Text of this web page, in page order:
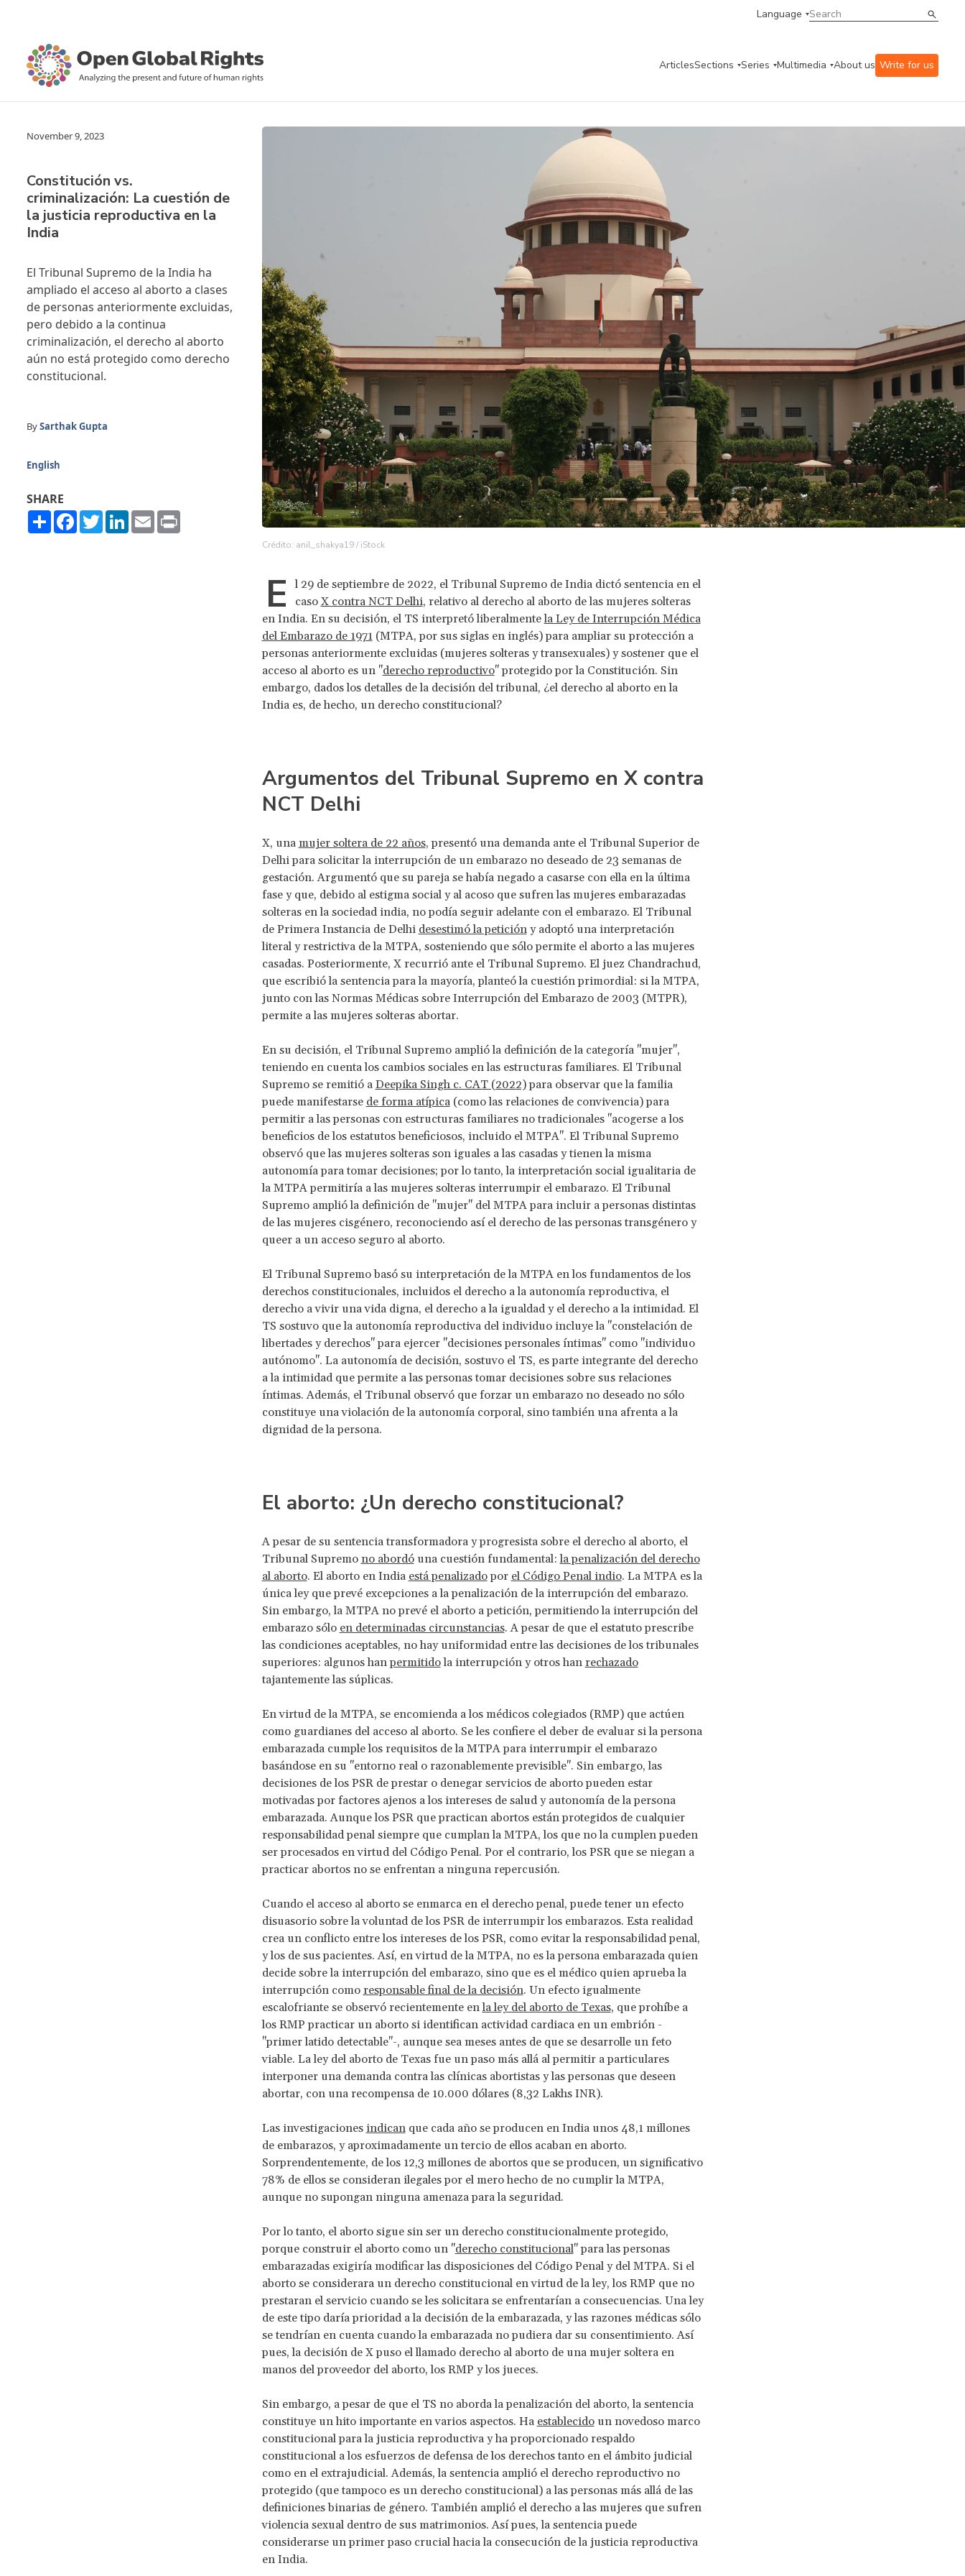
Language
ArticlesSections Series Multimedia About us Write for us
November 9, 2023
Constitución vs.
criminalización: La cuestión de
la justicia reproductiva en la
India
Crédito: anil_shakya19 / iStock
El Tribunal Supremo de la India ha
ampliado el acceso al aborto a clases
de personas anteriormente excluidas,
pero debido a la continua
criminalización, el derecho al aborto
aún no está protegido como derecho
constitucional.
BySarthak Gupta
English
SHARE
ShareFacebook
TwitterLinkedIn
Email
E
l 29 de septiembre de 2022, el Tribunal Supremo de India dictó sentencia en el
caso X contra NCT Delhi, relativo al derecho al aborto de las mujeres solteras
en India. En su decisión, el TS interpretó liberalmentela Ley de Interrupción Médica
del Embarazo de 1971(MTPA, por sus siglas en inglés) para ampliar su protección a
personas anteriormente excluidas (mujeres solteras y transexuales) y sostener que el
acceso al aborto es un "derecho reproductivo" protegido por la Constitución. Sin
embargo, dados los detalles de la decisión del tribunal, ¿el derecho al aborto en la
India es, de hecho, un derecho constitucional?
Argumentos del Tribunal Supremo en X contra
NCT Delhi
X, una mujer soltera de 22 años, presentó una demanda ante el Tribunal Superior de
Delhi para solicitar la interrupción de un embarazo no deseado de 23 semanas de
gestación. Argumentó que su pareja se había negado a casarse con ella en la última
fase y que, debido al estigma social y al acoso que sufren las mujeres embarazadas
solteras en la sociedad india, no podía seguir adelante con el embarazo. El Tribunal
de Primera Instancia de Delhi desestimó la peticióny adoptó una interpretación
literal y restrictiva de la MTPA, sosteniendo que sólo permite el aborto a las mujeres
casadas. Posteriormente, X recurrió ante el Tribunal Supremo. El juez Chandrachud,
que escribió la sentencia para la mayoría, planteó la cuestión primordial: si la MTPA,
junto con las Normas Médicas sobre Interrupción del Embarazo de 2003 (MTPR),
permite a las mujeres solteras abortar.
En su decisión, el Tribunal Supremo amplió la definición de la categoría "mujer",
teniendo en cuenta los cambios sociales en las estructuras familiares. El Tribunal
Supremo se remitió a Deepika Singh c. CAT (2022)para observar que la familia
puede manifestarse de forma atípica(como las relaciones de convivencia) para
permitir a las personas con estructuras familiares no tradicionales "acogerse a los
beneficios de los estatutos beneficiosos, incluido el MTPA". El Tribunal Supremo
observó que las mujeres solteras son iguales a las casadas y tienen la misma
autonomía para tomar decisiones; por lo tanto, la interpretación social igualitaria de
la MTPA permitiría a las mujeres solteras interrumpir el embarazo. El Tribunal
Supremo amplió la definición de "mujer" del MTPA para incluir a personas distintas
de las mujeres cisgénero, reconociendo así el derecho de las personas transgénero y
queer a un acceso seguro al aborto.
El Tribunal Supremo basó su interpretación de la MTPA en los fundamentos de los
derechos constitucionales, incluidos el derecho a la autonomía reproductiva, el
derecho a vivir una vida digna, el derecho a la igualdad y el derecho a la intimidad. El
TS sostuvo que la autonomía reproductiva del individuo incluye la "constelación de
libertades y derechos" para ejercer "decisiones personales íntimas" como "individuo
autónomo". La autonomía de decisión, sostuvo el TS, es parte integrante del derecho
a la intimidad que permite a las personas tomar decisiones sobre sus relaciones
íntimas. Además, el Tribunal observó que forzar un embarazo no deseado no sólo
constituye una violación de la autonomía corporal, sino también una afrenta a la
dignidad de la persona.
El aborto: ¿Un derecho constitucional?
A pesar de su sentencia transformadora y progresista sobre el derecho al aborto, el
Tribunal Supremo no abordóuna cuestión fundamental:la penalización del derecho
al aborto. El aborto en India está penalizadopor el Código Penal indio. La MTPA es la
única ley que prevé excepciones a la penalización de la interrupción del embarazo.
Sin embargo, la MTPA no prevé el aborto a petición, permitiendo la interrupción del
embarazo sólo en determinadas circunstancias. A pesar de que el estatuto prescribe
las condiciones aceptables, no hay uniformidad entre las decisiones de los tribunales
superiores: algunos hanpermitidola interrupción y otros han rechazado
tajantemente las súplicas.
En virtud de la MTPA, se encomienda a los médicos colegiados (RMP) que actúen
como guardianes del acceso al aborto. Se les confiere el deber de evaluar si la persona
embarazada cumple los requisitos de la MTPA para interrumpir el embarazo
basándose en su "entorno real o razonablemente previsible". Sin embargo, las
decisiones de los PSR de prestar o denegar servicios de aborto pueden estar
motivadas por factores ajenos a los intereses de salud y autonomía de la persona
embarazada. Aunque los PSR que practican abortos están protegidos de cualquier
responsabilidad penal siempre que cumplan la MTPA, los que no la cumplen pueden
ser procesados en virtud del Código Penal. Por el contrario, los PSR que se niegan a
practicar abortos no se enfrentan a ninguna repercusión.
Cuando el acceso al aborto se enmarca en el derecho penal, puede tener un efecto
disuasorio sobre la voluntad de los PSR de interrumpir los embarazos. Esta realidad
crea un conflicto entre los intereses de los PSR, como evitar la responsabilidad penal,
y los de sus pacientes. Así, en virtud de la MTPA, no es la persona embarazada quien
decide sobre la interrupción del embarazo, sino que es el médico quien aprueba la
interrupción como responsable final de la decisión. Un efecto igualmente
escalofriante se observó recientemente enla ley del aborto de Texas, que prohíbe a
los RMP practicar un aborto si identifican actividad cardiaca en un embrión -
"primer latido detectable"-, aunque sea meses antes de que se desarrolle un feto
viable. La ley del aborto de Texas fue un paso más allá al permitir a particulares
interponer una demanda contra las clínicas abortistas y las personas que deseen
abortar, con una recompensa de 10.000 dólares (8,32 Lakhs INR).
Las investigaciones indicanque cada año se producen en India unos 48,1 millones
de embarazos, y aproximadamente un tercio de ellos acaban en aborto.
Sorprendentemente, de los 12,3 millones de abortos que se producen, un significativo
78% de ellos se consideran ilegales por el mero hecho de no cumplir la MTPA,
aunque no supongan ninguna amenaza para la seguridad.
Por lo tanto, el aborto sigue sin ser un derecho constitucionalmente protegido,
porque construir el aborto como un "derecho constitucional" para las personas
embarazadas exigiría modificar las disposiciones del Código Penal y del MTPA. Si el
aborto se considerara un derecho constitucional en virtud de la ley, los RMP que no
prestaran el servicio cuando se les solicitara se enfrentarían a consecuencias. Una ley
de este tipo daría prioridad a la decisión de la embarazada, y las razones médicas sólo
se tendrían en cuenta cuando la embarazada no pudiera dar su consentimiento. Así
pues, la decisión de X puso el llamado derecho al aborto de una mujer soltera en
manos del proveedor del aborto, los RMP y los jueces.
Sin embargo, a pesar de que el TS no aborda la penalización del aborto, la sentencia
constituye un hito importante en varios aspectos. Ha establecidoun novedoso marco
constitucional para la justicia reproductiva y ha proporcionado respaldo
constitucional a los esfuerzos de defensa de los derechos tanto en el ámbito judicial
como en el extrajudicial. Además, la sentencia amplió el derecho reproductivo no
protegido (que tampoco es un derecho constitucional) a las personas más allá de las
definiciones binarias de género. También amplió el derecho a las mujeres que sufren
violencia sexual dentro de sus matrimonios. Así pues, la sentencia puede
considerarse un primer paso crucial hacia la consecución de la justicia reproductiva
en India.